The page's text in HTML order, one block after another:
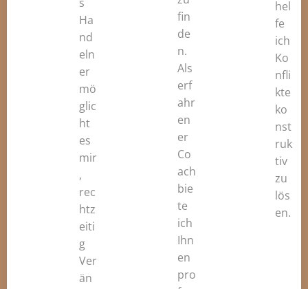
Ha
nd
eln
er
mö
glic
ht
es
mir
,
rec
htz
eiti
g
Ver
än
fin
de
n.
Als
erf
ahr
en
er
Co
ach
bie
te
ich
Ihn
en
pro
hel
fe
ich
Ko
nfli
kte
ko
nst
ruk
tiv
zu
lös
en.